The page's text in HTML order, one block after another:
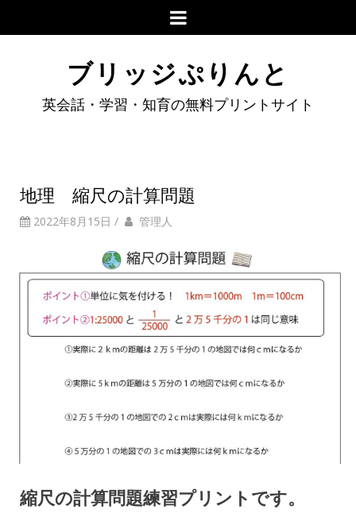
ブリッジぷりんと
英会話・学習・知育の無料プリントサイト
地理 縮尺の計算問題
2022年8月15日 / 管理人
縮尺の計算問題練習プリントです。